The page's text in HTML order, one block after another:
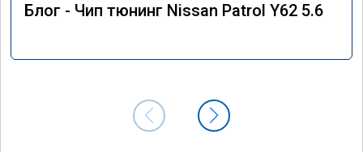
Блог - Чип тюнинг Nissan Patrol Y62 5.6